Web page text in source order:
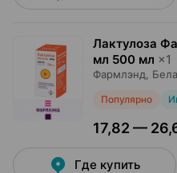
Лактулоза
мл 500 мл ×1
Фармлэнд ,
Популярно
17,82 —
Где купить